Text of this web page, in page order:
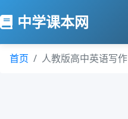
中学课本网
首页 人教版高中英语写作